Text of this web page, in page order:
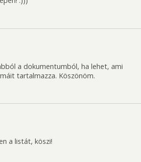
a dokumentumból, ha lehet, ami
tartalmazza. Köszönöm.
a listát, köszi!